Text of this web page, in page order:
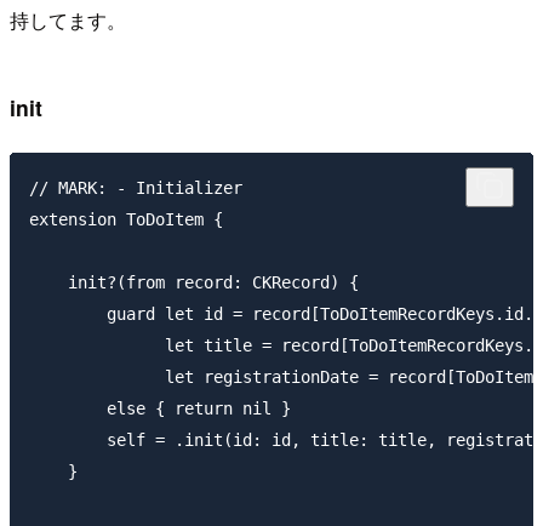
持してます。
init
// MARK: - Initializer
extension ToDoItem {
    init?(from record: CKRecord) {
guard let id =
let title =
let registrationDate =
        else { return nil }
self = .init(id: id, title: title,
    }